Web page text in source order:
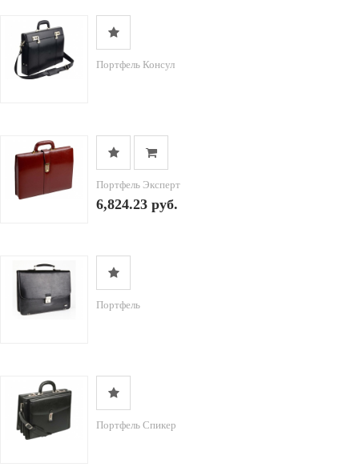
Портфель Консул
Портфель Эксперт
6,824.23 руб.
Портфель
Портфель Спикер